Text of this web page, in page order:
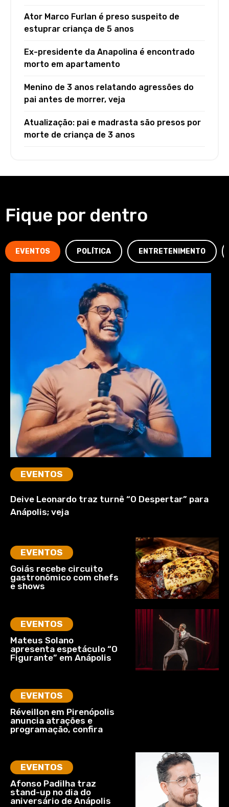
Ator Marco Furlan é preso suspeito de
estuprar criança de 5 anos
Ex-presidente da Anapolina é encontrado
morto em apartamento
Menino de 3 anos relatando agressões do
pai antes de morrer, veja
Atualização: pai e madrasta são presos por
morte de criança de 3 anos
Fique por dentro
EVENTOS POLÍTICA ENTRETENIMENTO
EVENTOS
Deive Leonardo traz turnê “O Despertar” para
Anápolis; veja
EVENTOS
Goiás recebe circuito
gastronômico com chefs
e shows
EVENTOS
Mateus Solano
apresenta espetáculo “O
Figurante” em Anápolis
EVENTOS
Réveillon em Pirenópolis
anuncia atrações e
programação, confira
EVENTOS
Afonso Padilha traz
stand-up no dia do
aniversário de Anápolis